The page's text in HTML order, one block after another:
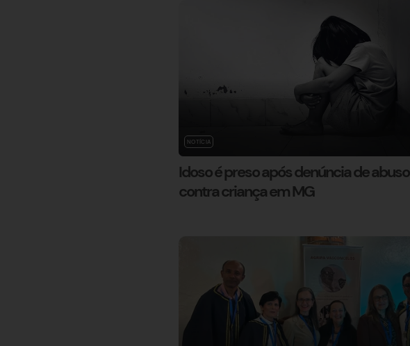
NOTÍCIA
Idoso é preso após denúncia de abuso
contra criança em MG